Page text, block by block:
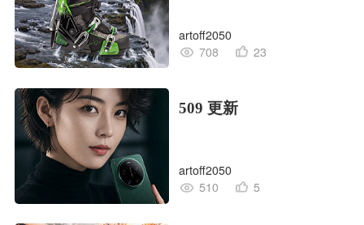
artoff2050
708
23
509 更新
artoff2050
510
5